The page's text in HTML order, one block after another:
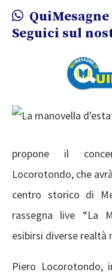
Seguici sul
propone il
Locorotondo, che
centro storico di
rassegna live “La
esibirsi diverse realtà
Piero Locorotondo,